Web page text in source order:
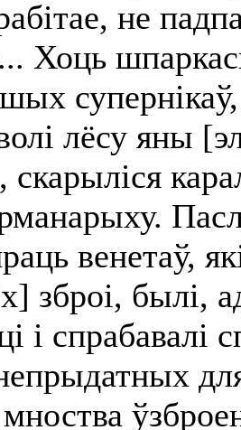
не
Хоць
лёсу яны
скарыліся
венетаў,
зброі, былі,
і спрабавалі
непрыдатных
мноства